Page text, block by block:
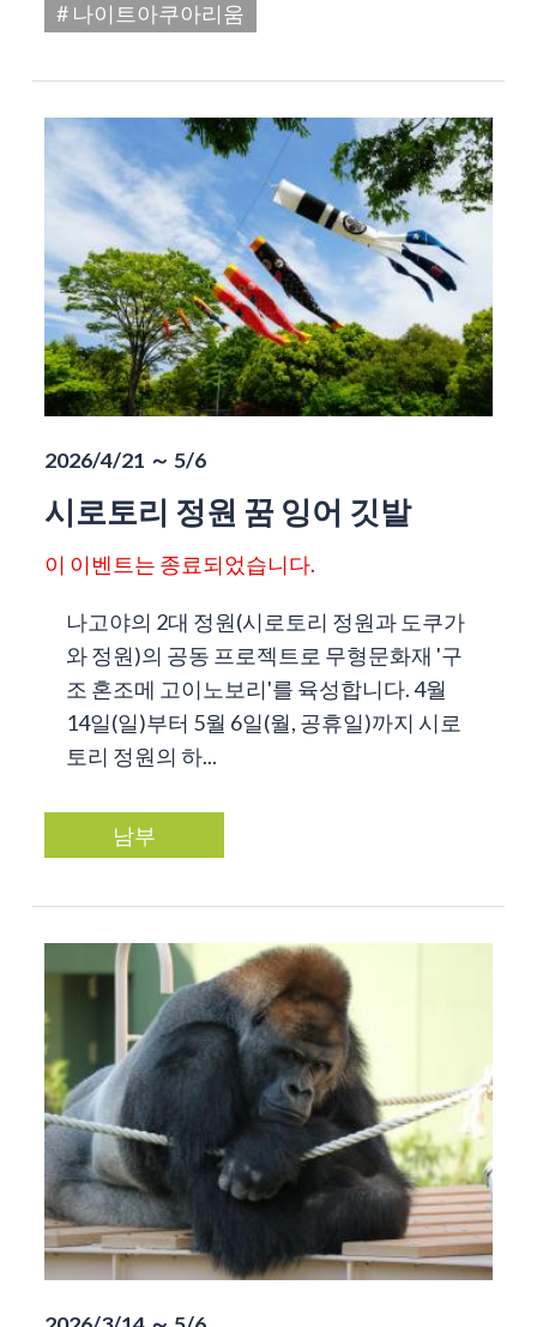
# 나이트아쿠아리움
2026/4/21 ～ 5/6
시로토리 정원 꿈 잉어 깃발
이 이벤트는 종료되었습니다.
나고야의 2대 정원(시로토리 정원과 도쿠가
와 정원)의 공동 프로젝트로 무형문화재 '구
조 혼조메 고이노보리'를 육성합니다. 4월
14일(일)부터 5월 6일(월, 공휴일)까지 시로
토리 정원의 하...
남부